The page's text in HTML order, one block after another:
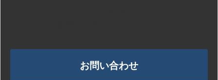
お問い合わせ